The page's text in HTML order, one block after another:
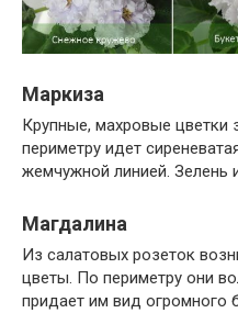
Маркиза
Крупные, махровые цветки
периметру идет
жемчужной линией. Зелень
Магдалина
Из салатовых розеток
цветы. По периметру они
придает им вид огромного